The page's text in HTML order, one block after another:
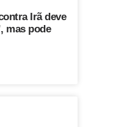
Irã deve
mas pode